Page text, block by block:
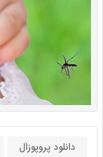
دانلود پروپوزال